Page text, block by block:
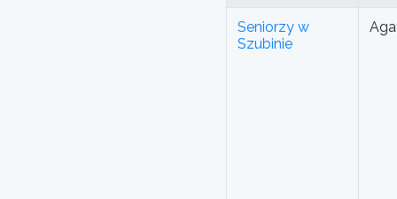
Seniorzy w
Szubinie